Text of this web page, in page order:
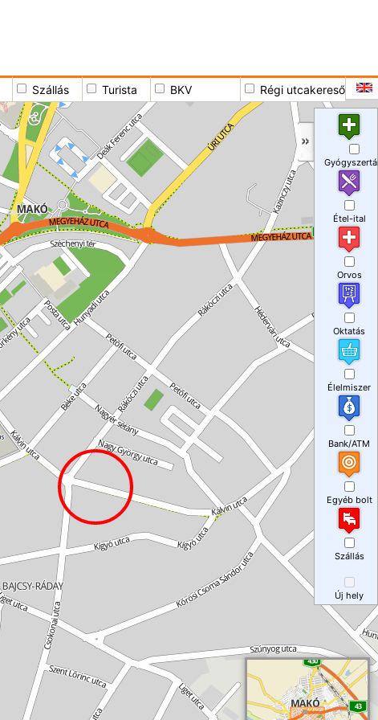
Szállás Turista BKV Régi utcakereső
Étel-ital
Orvos
Oktatás
Élelmiszer
Bank/ATM
Egyéb bolt
Szállás
Új hely